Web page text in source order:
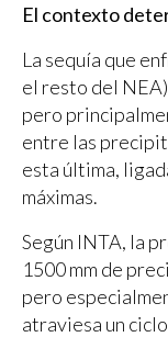
El contexto
La sequía que
el resto del
pero
entre las
esta última,
máximas.
Según INTA, la
1500 mm de
pero
atraviesa un